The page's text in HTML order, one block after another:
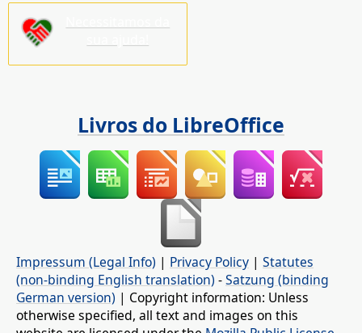
Livros do LibreOffice
Impressum (Legal Info) | Privacy Policy | Statutes
(non-binding English translation) -Satzung (binding
German version) | Copyright information: Unless
otherwise specified, all text and images on this